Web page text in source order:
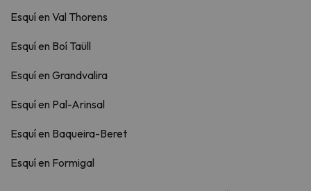
Esquí en Val Thorens
Esquí en Boí Taüll
Esquí en Grandvalira
Esquí en Pal-Arinsal
Esquí en Baqueira-Beret
Esquí en Formigal